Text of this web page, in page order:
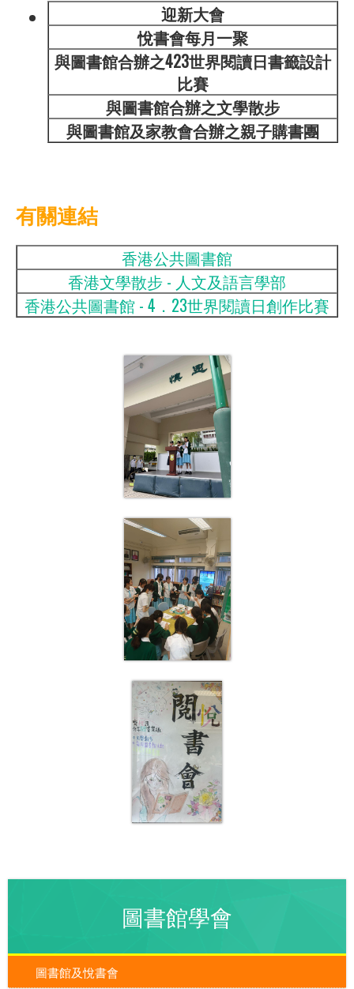
迎新大會
悅書會每月一聚
與圖書館合辦之423世界閱讀日書籤設計
比賽
與圖書館合辦之文學散步
與圖書館及家教會合辦之親子購書團
有關連結
香港公共圖書館
香港文學散步 - 人文及語言學部
香港公共圖書館 - 4．23世界閱讀日創作比賽
圖書館學會
圖書館及悅書會